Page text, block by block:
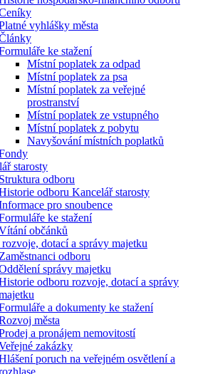
vyhlášky města
ke stažení
Místní poplatek za odpad
Místní poplatek za psa
Místní poplatek za veřejné
prostranství
Místní poplatek ze vstupného
Místní poplatek z pobytu
Navyšování místních poplatků
starosty
Struktura odboru
odboru Kancelář starosty
pro snoubence
ke stažení
občánků
dotací a správy majetku
Zaměstnanci odboru
správy majetku
odboru rozvoje, dotací a správy
a dokumenty ke stažení
města
a pronájem nemovitostí
zakázky
poruch na veřejném osvětlení a